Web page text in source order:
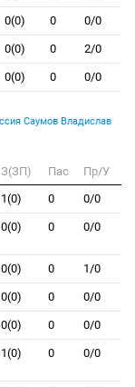
0(0) 0 0/0
0(0) 0 2/0
0(0) 0 0/0
Саумов Владислав
З(ЗП) Пас
Пр/У
1(0) 0 0/0
0(0) 0 0/0
0(0) 0 1/0
0(0) 0 0/0
0(0) 0 0/0
1(0) 0 0/0